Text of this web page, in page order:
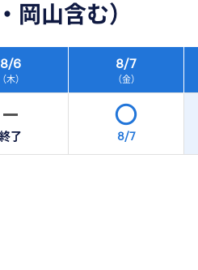
岡山含む）
8/6
（木）
8/7
（金）
終了 8/7